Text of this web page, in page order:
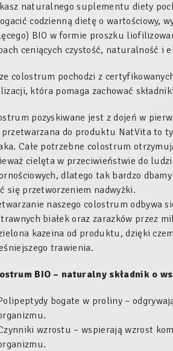
naturalnego suplementu diety
codzienną dietę o wartościowy,
BIO w formie proszku
ceniących czystość, naturalność i
colostrum pochodzi z
która pomaga zachować
pozyskiwane jest z dojeń w
do produktu NatVita to
Całe potrzebne colostrum
cielęta w przeciwieństwie do
dlatego tak bardzo
się przetworzeniem nadwyżki.
naszego colostrum odbywa
białek oraz zarazków przez
kazeina od produktu, dzięki
trawienia.
BIO – naturalny składnik o
bogate w proliny –
wzrostu – wspierają wzrost